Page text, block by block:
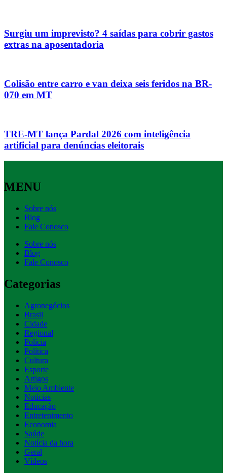
Surgiu um imprevisto? 4 saídas para cobrir gastos
extras na aposentadoria
Colisão entre carro e van deixa seis feridos na BR-
070 em MT
TRE-MT lança Pardal 2026 com inteligência
artificial para denúncias eleitorais
MENU
Sobre nós
Blog
Fale Conosco
Sobre nós
Blog
Fale Conosco
Categorias
Agronegócios
Brasil
Cidade
Regional
Polícia
Política
Cultura
Esporte
Artigos
Meio Ambiente
Notícias
Educação
Entretenimento
Economia
Saúde
Notícia da hora
Geral
Vídeos